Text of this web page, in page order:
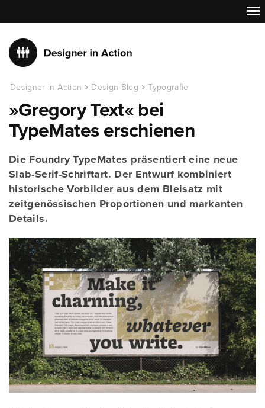
Designer in Action Design-Blog Typografie
»Gregory Text« bei
TypeMates erschienen
Die Foundry TypeMates präsentiert eine neue
Slab-Serif-Schriftart. Der Entwurf kombiniert
historische Vorbilder aus dem Bleisatz mit
zeitgenössischen Proportionen und markanten
Details.